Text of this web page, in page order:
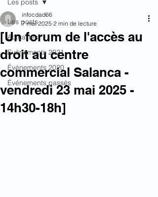
Les posts
Actualités
Evénements 2021
Événements 2020
Événements passés
Les posts
[Un forum de l'accès au
droit au centre
commercial Salanca -
vendredi 23 mai 2025 -
14h30-18h]
infocdad66
7 mai 2025 2 min de lecture